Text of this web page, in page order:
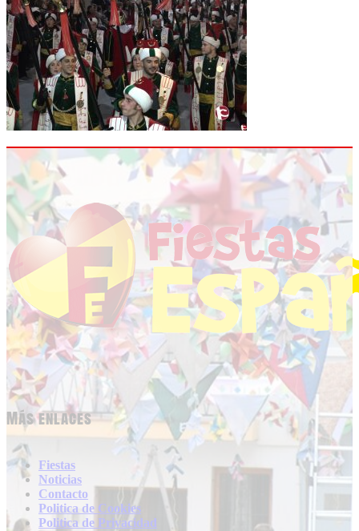
Más enlaces
Fiestas
Noticias
Contacto
Politica de Cookies
Politica de Privacidad